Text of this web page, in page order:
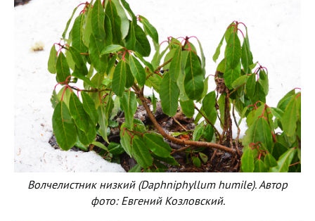
Волчелистник низкий (Daphniphyllum humile). Автор
фото: Евгений Козловский.